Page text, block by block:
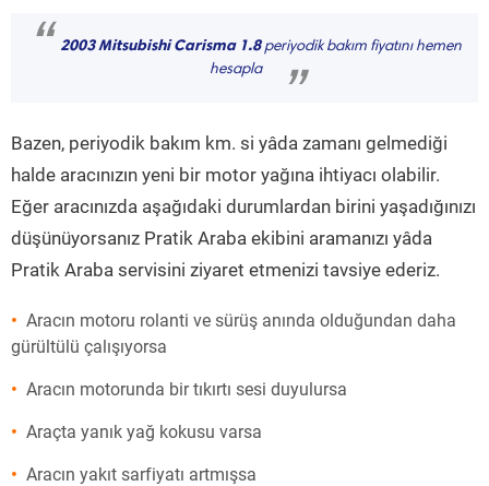
“ 2003 Mitsubishi Carisma 1.8periyodik bakım fiyatını hemen
hesapla
”
Bazen, periyodik bakım km. si yâda zamanı gelmediği
halde aracınızın yeni bir motor yağına ihtiyacı olabilir.
Eğer aracınızda aşağıdaki durumlardan birini yaşadığınızı
düşünüyorsanız Pratik Araba ekibini aramanızı yâda
Pratik Araba servisini ziyaret etmenizi tavsiye ederiz.
Aracın motoru rolanti ve sürüş anında olduğundan daha
gürültülü çalışıyorsa
Aracın motorunda bir tıkırtı sesi duyulursa
Araçta yanık yağ kokusu varsa
Aracın yakıt sarfiyatı artmışsa